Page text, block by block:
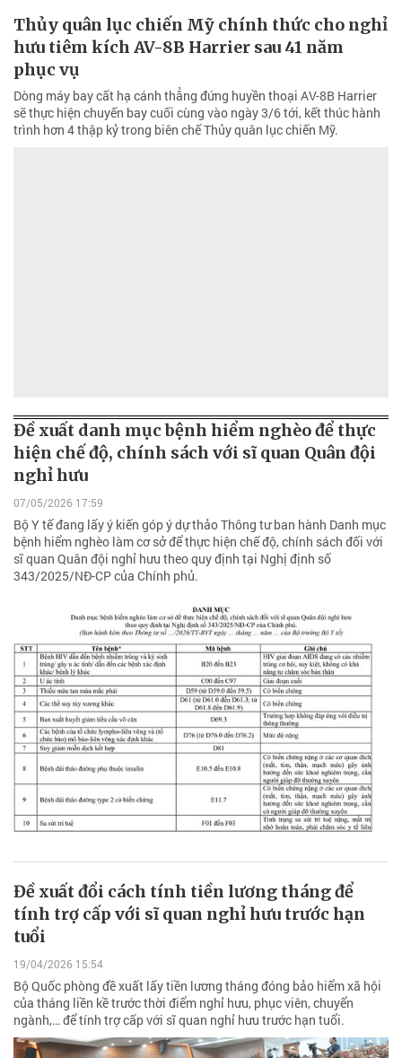
Thủy quân lục chiến Mỹ chính thức cho nghỉ
hưu tiêm kích AV-8B Harrier sau 41 năm
phục vụ
Dòng máy bay cất hạ cánh thẳng đứng huyền thoại AV-8B Harrier
sẽ thực hiện chuyến bay cuối cùng vào ngày 3/6 tới, kết thúc hành
trình hơn 4 thập kỷ trong biên chế Thủy quân lục chiến Mỹ.
Đề xuất danh mục bệnh hiểm nghèo để thực
hiện chế độ, chính sách với sĩ quan Quân đội
nghỉ hưu
07/05/2026 17:59
Bộ Y tế đang lấy ý kiến góp ý dự thảo Thông tư ban hành Danh mục
bệnh hiểm nghèo làm cơ sở để thực hiện chế độ, chính sách đối với
sĩ quan Quân đội nghỉ hưu theo quy định tại Nghị định số
343/2025/NĐ-CP của Chính phủ.
Đề xuất đổi cách tính tiền lương tháng để
tính trợ cấp với sĩ quan nghỉ hưu trước hạn
tuổi
19/04/2026 15:54
Bộ Quốc phòng đề xuất lấy tiền lương tháng đóng bảo hiểm xã hội
của tháng liền kề trước thời điểm nghỉ hưu, phục viên, chuyển
ngành,… để tính trợ cấp với sĩ quan nghỉ hưu trước hạn tuổi.